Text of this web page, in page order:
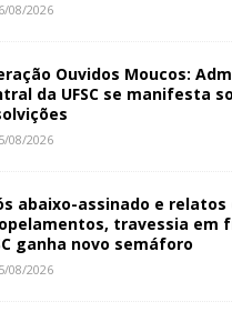
08/2026
Ouvidos Moucos:
da UFSC se manifesta
08/2026
abaixo-assinado e relatos
travessia em
ganha novo semáforo
08/2026